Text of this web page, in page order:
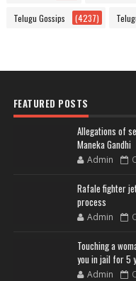
Telugu Gossips (4237)
FEATURED POSTS
Allegations of
Maneka Gandhi
Admin
Rafale fighter
process
Admin
Touching a
you in jail for 5
Admin